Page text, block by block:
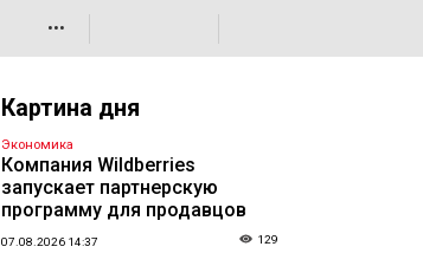
•••
Картина дня
Экономика
Компания Wildberries
запускает партнерскую
программу для продавцов
07.08.2026 14:37 129